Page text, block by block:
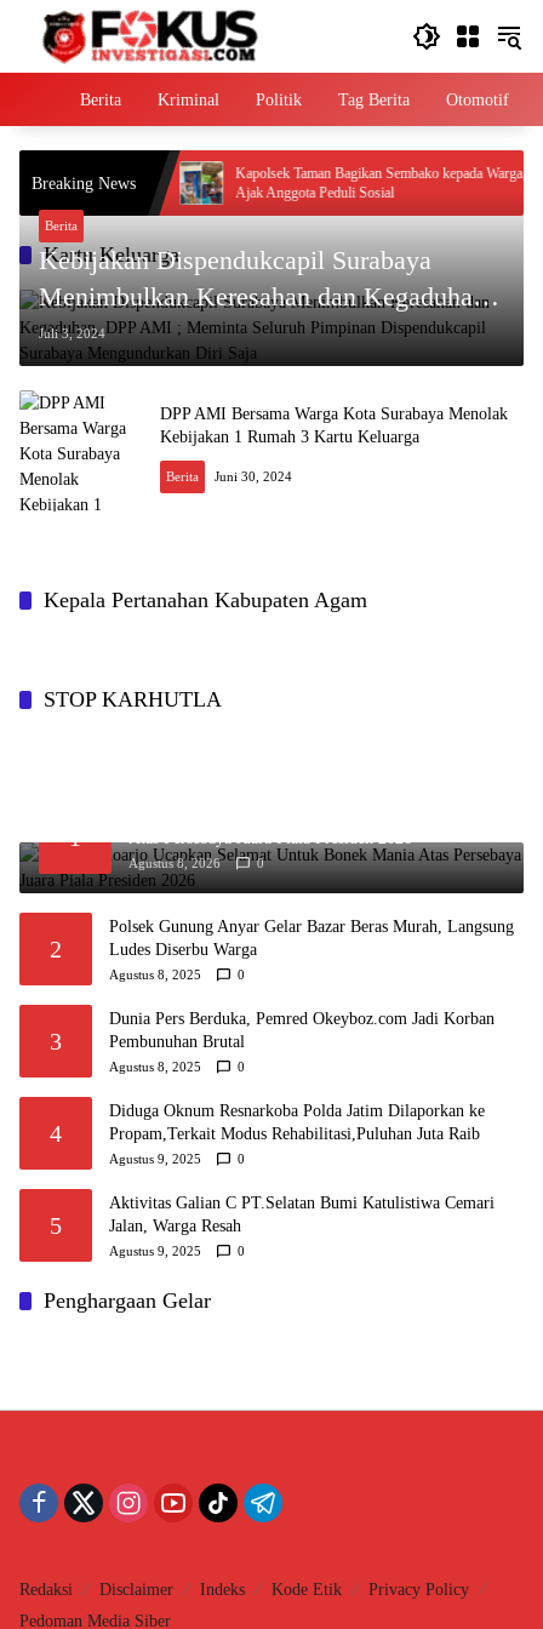
Langsung
HomeBerita Kriminal Politik Tag Berita Otomotif
Breaking News
Untuk Bonek
Presiden 2026
Kapolsek Taman Bagikan Sembako kepada Warga,
Ajak Anggota Peduli Sosial
Kartu Keluarga
Berita
Kebijakan Dispendukcapil Surabaya
Menimbulkan Keresahan dan Kegaduhan,
DPP AMI ; Meminta Seluruh Pimpinan
Dispendukcapil Surabaya Mengundurkan
Diri Saja
Juli 3, 2024
DPP AMI Bersama Warga Kota Surabaya Menolak
Kebijakan 1 Rumah 3 Kartu Keluarga
Berita Juni 30, 2024
Kepala Pertanahan Kabupaten Agam
STOP KARHUTLA
1
Atas Persebaya Juara Piala Presiden 2026
Agustus 8, 2026 0
2
Polsek Gunung Anyar Gelar Bazar Beras Murah, Langsung
Ludes Diserbu Warga
Agustus 8, 2025 0
3
Dunia Pers Berduka, Pemred Okeyboz.com Jadi Korban
Pembunuhan Brutal
Agustus 8, 2025 0
4
Diduga Oknum Resnarkoba Polda Jatim Dilaporkan ke
Propam,Terkait Modus Rehabilitasi,Puluhan Juta Raib
Agustus 9, 2025 0
5
Aktivitas Galian C PT.Selatan Bumi Katulistiwa Cemari
Jalan, Warga Resah
Agustus 9, 2025 0
Penghargaan Gelar
Redaksi Disclaimer Indeks Kode Etik
Privacy Policy
Pedoman Media Siber